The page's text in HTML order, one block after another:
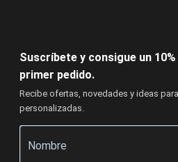
Suscríbete y consigue un
primer pedido.
Recibe ofertas, novedades y ideas
personalizadas.